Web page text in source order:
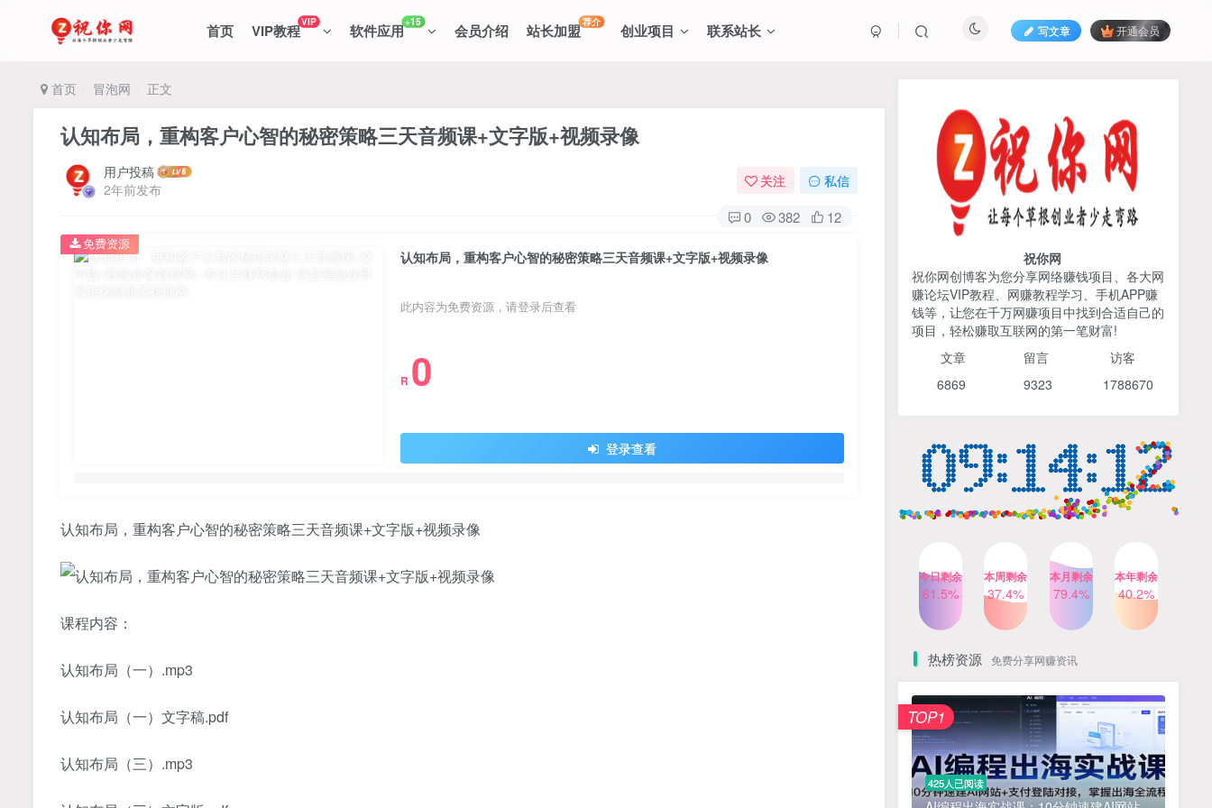
首页 VIP教程VIP 软件应用+15 会员介绍 站长加盟荐介 创业项目 联系站长 写文章 开通会员
首页 冒泡网 正文
认知布局，重构客户心智的秘密策略三天音频课+文字版+视频录像
用户投稿
2年前发布
关注 私信
0 382 12
认知布局，重构客户心智的秘密策略三天音频课+文字版+视频录像
此内容为免费资源，请登录后查看
R 0
登录查看
免费资源
认知布局，重构客户心智的秘密策略三天音频课+文字版+视频录像
课程内容：
认知布局（一）.mp3
认知布局（一）文字稿.pdf
认知布局（三）.mp3
425人已阅读
AI编程出海实战课：10分钟速建AI网站
+支付登陆对接，掌握出海全流程
TOP1
2026姜胡说流量&商业设
计，把流量转化为留量，设
计自己的商业模式
6个月前 425人已阅读
TOP2
货，以混剪为主，不需要真
小红书笔记带货课，流量电
商新机会，抓住小红书的流
量红利(更新26年2月)
5个月前 419人已阅读
TOP4
公众号流量主之星座盘点赛
3个月前
TOP5
AI商业编程智能体开发课：
掌握LangChain+LangGraph
构建多智能体协同架构的核
4个月前 417人已阅读
TOP6
1 ? 零加盟费｜红颜搭全国城市代理商招募正式启动！
2 淘宝天猫盈利突破特训营25年12月线下课，系统性的深度剖析电商企业经营之道，打造电商标准化运营体系
3 抓亚马逊漏洞，免去店铺月租，一个流量大竞争小，让你有机会成大卖的赛道
祝你网
祝你网创博客为您分享网络赚钱项目、各大网
赚论坛VIP教程、网赚教程学习、手机APP赚
钱等，让您在千万网赚项目中找到合适自己的
项目，轻松赚取互联网的第一笔财富!
文章 留言 访客
6869 9323 1788670
今日剩余
61.5%
本周剩余
37.4%
本月剩余
79.4%
本年剩余
40.2%
热榜资源 免费分享网赚资讯
425人已阅读
TOP1